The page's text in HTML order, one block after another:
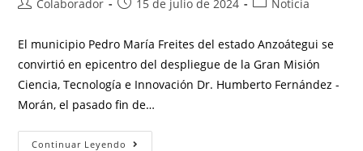
Colaborador 15 de julio de 2024 Noticia
El municipio Pedro María Freites del estado Anzoátegui se
convirtió en epicentro del despliegue de la Gran Misión
Ciencia, Tecnología e Innovación Dr. Humberto Fernández -
Morán, el pasado fin de…
Continuar Leyendo